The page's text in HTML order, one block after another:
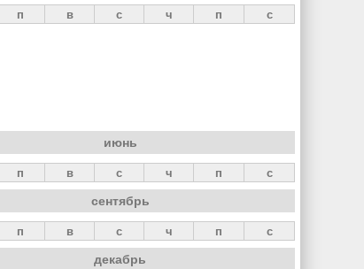
п в с ч п с
июнь
п в с ч п с
сентябрь
п в с ч п с
декабрь